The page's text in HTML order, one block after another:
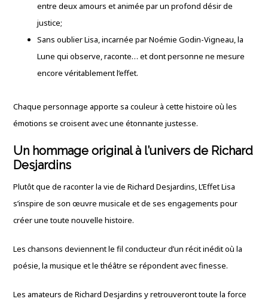
entre deux amours et animée par un profond désir de
justice;
Sans oublier Lisa, incarnée par Noémie Godin-Vigneau, la
Lune qui observe, raconte… et dont personne ne mesure
encore véritablement l’effet.
Chaque personnage apporte sa couleur à cette histoire où les
émotions se croisent avec une étonnante justesse.
Un hommage original à l’univers de Richard
Desjardins
Plutôt que de raconter la vie de Richard Desjardins, L’Effet Lisa
s’inspire de son œuvre musicale et de ses engagements pour
créer une toute nouvelle histoire.
Les chansons deviennent le fil conducteur d’un récit inédit où la
poésie, la musique et le théâtre se répondent avec finesse.
Les amateurs de Richard Desjardins y retrouveront toute la force